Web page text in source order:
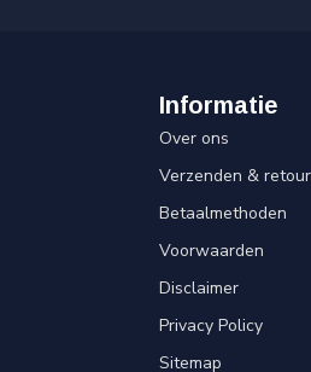
Informatie
Over ons
Verzenden &
Betaalmethoden
Voorwaarden
Disclaimer
Privacy Policy
Sitemap